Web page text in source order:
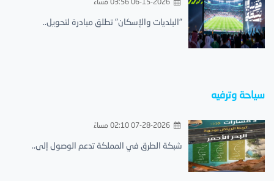
"البلديات والإسكان" تطلق مبادرة لتحويل..
سياحة وترفيه
07-28-2026 02:10 مساءً
شبكة الطرق في المملكة تدعم الوصول إلى..